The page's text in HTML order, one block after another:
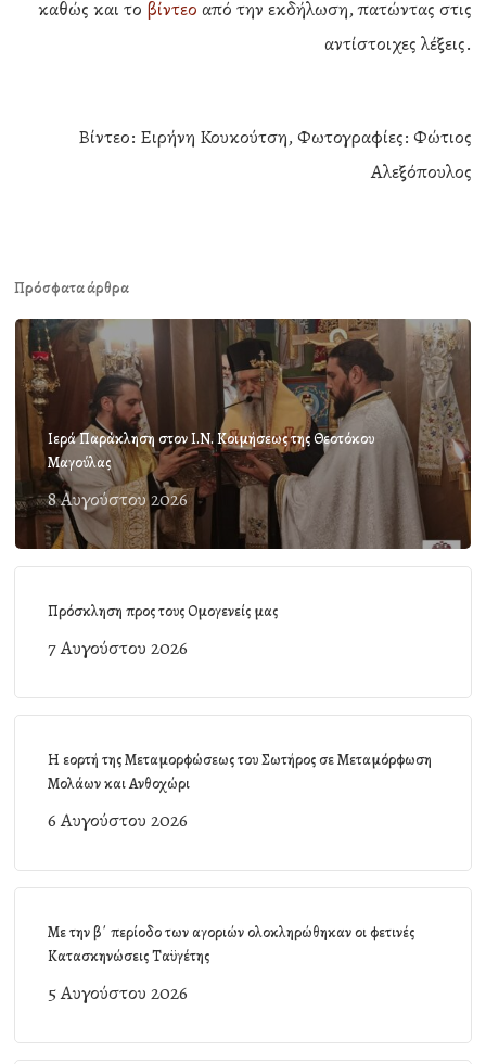
καθώς και το βίντεο από την εκδήλωση, πατώντας στις
αντίστοιχες λέξεις.
Βίντεο: Ειρήνη Κουκούτση, Φωτογραφίες: Φώτιος
Αλεξόπουλος
Πρόσφατα άρθρα
Ιερά Παράκληση στον Ι.Ν. Κοιμήσεως της Θεοτόκου
Μαγούλας
8 Αυγούστου 2026
Πρόσκληση προς τους Ομογενείς μας
7 Αυγούστου 2026
Η εορτή της Μεταμορφώσεως του Σωτήρος σε Μεταμόρφωση
Μολάων και Ανθοχώρι
6 Αυγούστου 2026
Με την β΄ περίοδο των αγοριών ολοκληρώθηκαν οι φετινές
Κατασκηνώσεις Ταϋγέτης
5 Αυγούστου 2026